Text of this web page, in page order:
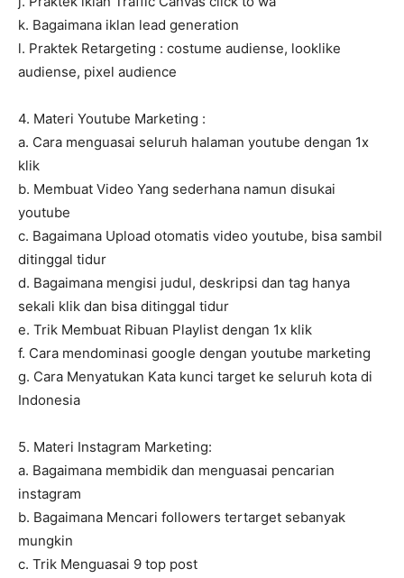
k. Bagaimana iklan lead generation
l. Praktek Retargeting : costume audiense, looklike
audiense, pixel audience
4. Materi Youtube Marketing :
a. Cara menguasai seluruh halaman youtube dengan 1x
klik
b. Membuat Video Yang sederhana namun disukai
youtube
c. Bagaimana Upload otomatis video youtube, bisa sambil
ditinggal tidur
d. Bagaimana mengisi judul, deskripsi dan tag hanya
sekali klik dan bisa ditinggal tidur
e. Trik Membuat Ribuan Playlist dengan 1x klik
f. Cara mendominasi google dengan youtube marketing
g. Cara Menyatukan Kata kunci target ke seluruh kota di
Indonesia
5. Materi Instagram Marketing:
a. Bagaimana membidik dan menguasai pencarian
instagram
b. Bagaimana Mencari followers tertarget sebanyak
mungkin
c. Trik Menguasai 9 top post